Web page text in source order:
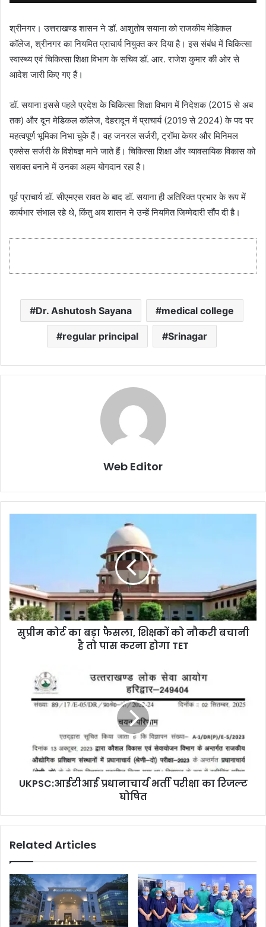
श्रीनगर। उत्तराखण्ड शासन ने डॉ. आशुतोष सयाना को राजकीय मेडिकल
कॉलेज, श्रीनगर का नियमित प्राचार्य नियुक्त कर दिया है। इस संबंध में चिकित्सा
स्वास्थ्य एवं चिकित्सा शिक्षा विभाग के सचिव डॉ. आर. राजेश कुमार की ओर से
आदेश जारी किए गए हैं।
डॉ. सयाना इससे पहले प्रदेश के चिकित्सा शिक्षा विभाग में निदेशक (2015 से अब
तक) और दून मेडिकल कॉलेज, देहरादून में प्राचार्य (2019 से 2024) के पद पर
महत्वपूर्ण भूमिका निभा चुके हैं। वह जनरल सर्जरी, ट्रॉमा केयर और मिनिमल
एक्सेस सर्जरी के विशेषज्ञ माने जाते हैं। चिकित्सा शिक्षा और व्यावसायिक विकास को
सशक्त बनाने में उनका अहम योगदान रहा है।
पूर्व प्राचार्य डॉ. सीएमएस रावत के बाद डॉ. सयाना ही अतिरिक्त प्रभार के रूप में
कार्यभार संभाल रहे थे, किंतु अब शासन ने उन्हें नियमित जिम्मेदारी सौंप दी है।
Dr. Ashutosh Sayana medical college
regular principal Srinagar
Web Editor
सुप्रीम कोर्ट का बड़ा फैसला, शिक्षकों को नौकरी बचानी
है तो पास करना होगा TET
UKPSC:आईटीआई प्रधानाचार्य भर्ती परीक्षा का रिजल्ट
घोषित
Related Articles